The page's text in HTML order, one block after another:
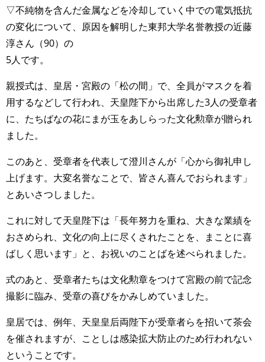
▽不純物を含んだ金属などを冷却していく中での電気抵抗
の変化について、原因を解明した東邦大学名誉教授の近藤
淳さん（90）の
5人です。
親授式は、皇居・宮殿の「松の間」で、全員がマスクを着
用するなどして行われ、天皇陛下から出席した3人の受章者
に、たちばなの花にまが玉をあしらった文化勲章が贈られ
ました。
このあと、受章者を代表して澄川さんが「心から御礼申し
上げます。大変名誉なことで、皆さん喜んでおられます」
とあいさつしました。
これに対して天皇陛下は「長年努力を重ね、大きな業績を
おさめられ、文化の向上に尽くされたことを、まことに喜
ばしく思います」と、お祝いのことばを述べられました。
式のあと、受章者たちは文化勲章をつけて宮殿の前で記念
撮影に臨み、受章の喜びをかみしめていました。
皇居では、例年、天皇皇后両陛下が受章者らを招いて茶会
を催されますが、ことしは感染拡大防止のため行われない
ということです。